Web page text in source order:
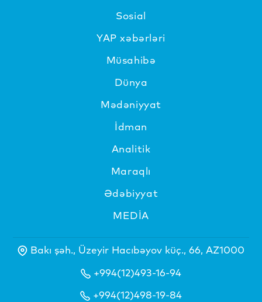
Sosial
YAP xəbərləri
Müsahibə
Dünya
Mədəniyyat
İdman
Analitik
Maraqlı
Ədəbiyyat
MEDİA
Bakı şəh., Üzeyir Hacıbəyov küç., 66, AZ1000
+994(12)493-16-94
+994(12)498-19-84